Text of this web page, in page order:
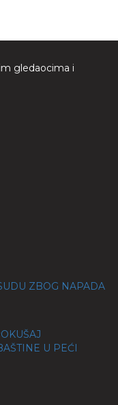
gledaocima i
ZBOG NAPADA
U PEĆI